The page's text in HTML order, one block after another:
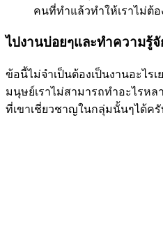
คนที่ทำแล้วทำให้เราไม่ต้
ไปงานบ่อยๆและทำความรู้
ข้อนี้ไม่จำเป็นต้องเป็นงานอะไ
มนุษย์เราไม่สามารถทำอะไรห
ที่เขาเชี่ยวชาญในกลุ่มนั้นๆได้ครั